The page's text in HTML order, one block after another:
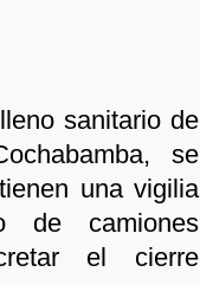
sanitario de
se
una vigilia
de camiones
el cierre